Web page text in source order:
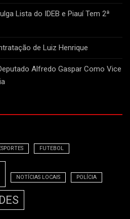
Lista do IDEB e Piauí Tem 2ª
de Luiz Henrique
Alfredo Gaspar Como Vice
FUTEBOL
NOTÍCIAS LOCAIS POLÍCIA